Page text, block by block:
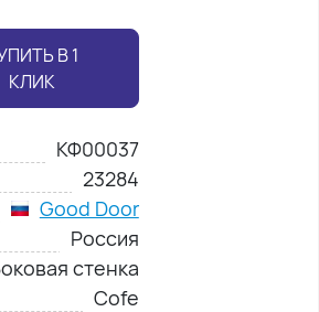
В 1
КЛИК
КФ00037
23284
Good Door
Россия
стенка
Cofe